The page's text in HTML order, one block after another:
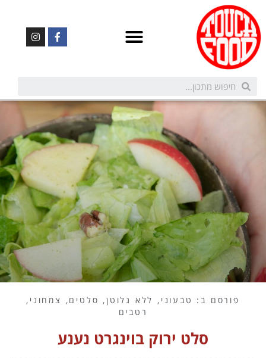
פורסם ב: טבעוני , ללא גלוטן, סלטים, צמחוני ,
רטבים
סלט ירוק בוינגרט נענע